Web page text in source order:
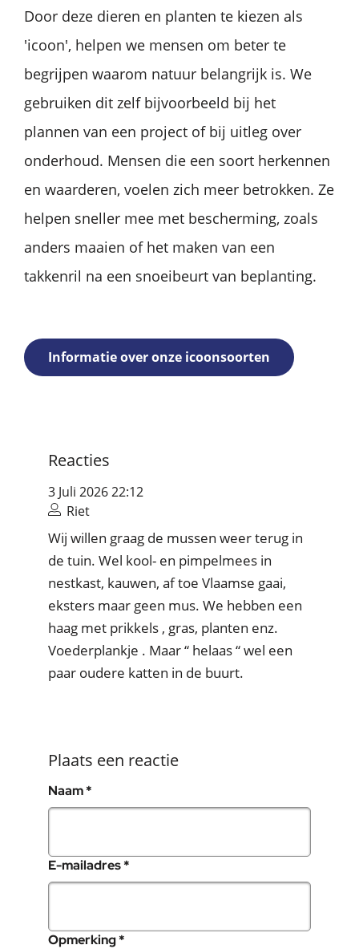
Door deze dieren en planten te kiezen als
'icoon', helpen we mensen om beter te
begrijpen waarom natuur belangrijk is. We
gebruiken dit zelf bijvoorbeeld bij het
plannen van een project of bij uitleg over
onderhoud. Mensen die een soort herkennen
en waarderen, voelen zich meer betrokken. Ze
helpen sneller mee met bescherming, zoals
anders maaien of het maken van een
takkenril na een snoeibeurt van beplanting.
Informatie over onze icoonsoorten
Reacties
3 Juli 2026 22:12
Riet
Wij willen graag de mussen weer terug in
de tuin. Wel kool- en pimpelmees in
nestkast, kauwen, af toe Vlaamse gaai,
eksters maar geen mus. We hebben een
haag met prikkels , gras, planten enz.
Voederplankje . Maar “ helaas “ wel een
paar oudere katten in de buurt.
Plaats een reactie
Naam*
E-mailadres*
Opmerking*